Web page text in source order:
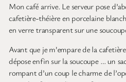
Mon café arrive. Le serveur pose
cafetière-théière en porcelaine
en verre transparent sur une
Avant que je m’empare de la
dépose enfin sur la soucoupe … un
rompant d’un coup le charme de